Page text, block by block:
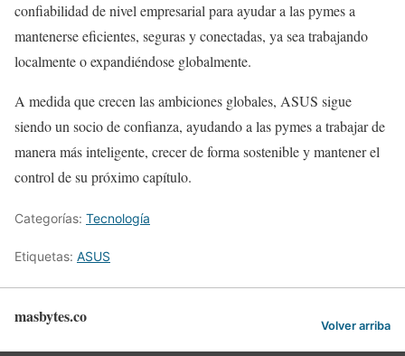
confiabilidad de nivel empresarial para ayudar a las pymes a
mantenerse eficientes, seguras y conectadas, ya sea trabajando
localmente o expandiéndose globalmente.
A medida que crecen las ambiciones globales, ASUS sigue
siendo un socio de confianza, ayudando a las pymes a trabajar de
manera más inteligente, crecer de forma sostenible y mantener el
control de su próximo capítulo.
Categorías: Tecnología
Etiquetas: ASUS
masbytes.co Volver arriba